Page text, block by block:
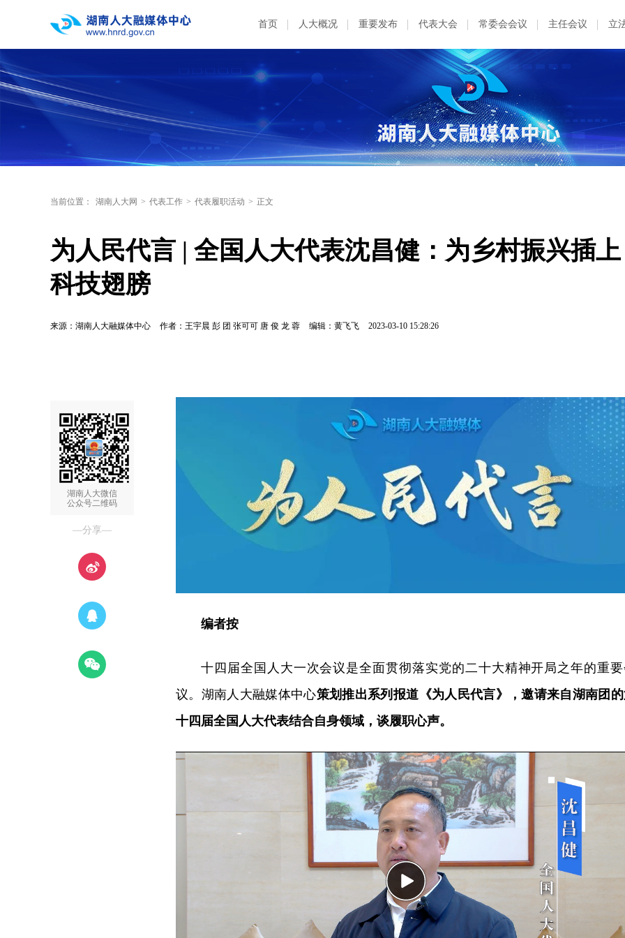
首页 人大概况 重要发布 代表大会 常委会会议 主任会议 立
当前位置： 湖南人大网 > 代表工作 > 代表履职活动 > 正文
为人民代言 | 全国人大代表沈昌健：为乡村振兴插上
科技翅膀
来源：湖南人大融媒体中心 作者：王宇晨 彭 团 张可可 唐 俊 龙 蓉 编辑：黄飞飞 2023-03-10 15:28:26
湖南人大微信
公众号二维码
—分享—
编者按
十四届全国人大一次会议是全面贯彻落实党的二十大精神开局之年的重
议。湖南人大融媒体中心策划推出系列报道《为人民代言》，邀请来自湖南团
十四届全国人大代表结合自身领域，谈履职心声。
P
l